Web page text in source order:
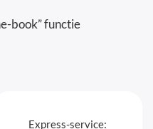
book” functie
Express-service: